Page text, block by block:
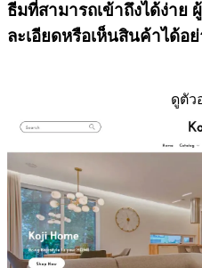
ธีมที่สามารถเข้าถึงได้ง่าย
ละเอียดหรือเห็นสินค้าได้อ
ดูตัว